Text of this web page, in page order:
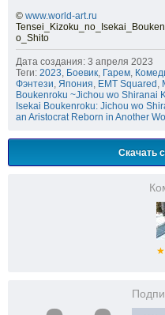
© www.world-art.ru
o_Shito
Дата создания: 3 апреля 2023
Теги: 2023, Боевик, Гарем,
Фэнтези, Япония, EMT Squared ,
Boukenroku ~Jichou wo Shiranai
Isekai Boukenroku: Jichou wo
an Aristocrat Reborn in Another
Скачать
★